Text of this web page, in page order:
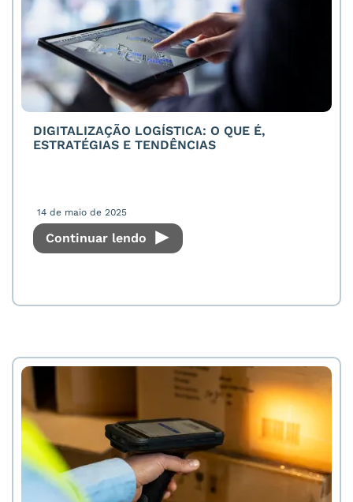
DIGITALIZAÇÃO LOGÍSTICA: O QUE É,
ESTRATÉGIAS E TENDÊNCIAS
14 de maio de 2025
Continuar lendo